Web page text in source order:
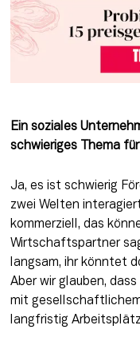
Ein soziales
schwieriges Thema
Ja, es ist schwierig
zwei Welten
kommerziell, das
Wirtschaftspartner
langsam, ihr könntet
Aber wir glauben,
mit
langfristig